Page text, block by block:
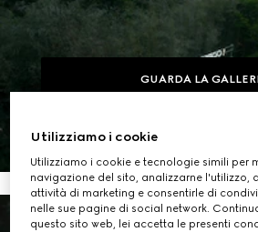
GUARDA LA
Utilizziamo i cookie
Utilizziamo i cookie e tecnologie simili per
navigazione del sito, analizzarne l'utilizzo,
attività di marketing e consentirle di
nelle sue pagine di social network.
questo sito web, lei accetta le presenti